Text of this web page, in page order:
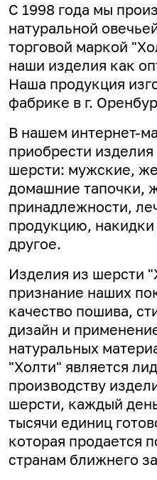
С 1998 года мы
натуральной
торговой маркой
наши изделия как
Наша продукция
фабрике в г.
В нашем интернет-
приобрести
шерсти: мужские,
домашние тапочки,
принадлежности,
продукцию, накидки
другое.
Изделия из шерсти
признание наших
качество пошива,
дизайн и
натуральных
"Холти" является
производству
шерсти, каждый
тысячи единиц
которая продается
странам ближнего